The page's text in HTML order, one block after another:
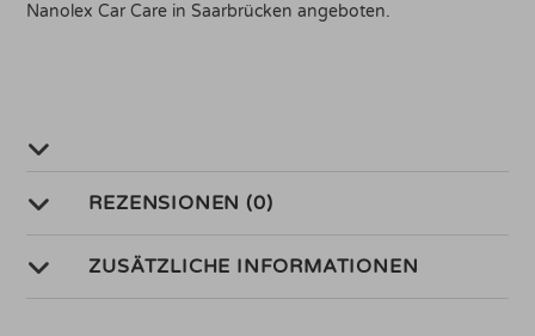
Nanolex Car Care in Saarbrücken angeboten.
REZENSIONEN (0)
ZUSÄTZLICHE INFORMATIONEN